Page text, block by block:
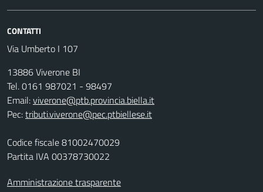
CONTATTI
Via Umberto I 107
13886 Viverone BI
Tel. 0161 987021 - 98497
Email:viverone@ptb.provincia.biella.it
Pec:tributi.viverone@pec.ptbiellese.it
Codice fiscale 81002470029
Partita IVA 00378730022
Amministrazione trasparente